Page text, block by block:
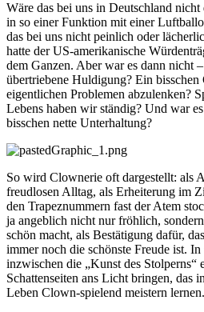
Wäre das bei uns in Deutschland
in so einer Funktion mit einer
das bei uns nicht peinlich oder
hatte der US-amerikanische
dem Ganzen. Aber war es dann nicht
übertriebene Huldigung? Ein
eigentlichen Problemen abzulenken?
Lebens haben wir ständig? Und war
bisschen nette Unterhaltung?
So wird Clownerie oft dargestellt: als
freudlosen Alltag, als Erheiterung im
den Trapeznummern fast der Atem
ja angeblich nicht nur fröhlich,
schön macht, als Bestätigung dafür,
immer noch die schönste Freude ist.
inzwischen die „Kunst des Stolperns“
Schattenseiten ans Licht bringen, das
Leben Clown-spielend meistern lernen.